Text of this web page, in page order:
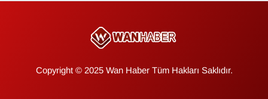
Copyright © 2025 Wan Haber Tüm Hakları Saklıdır.